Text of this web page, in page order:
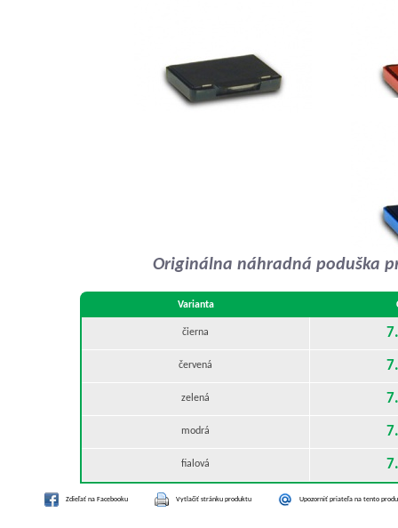
Originálna náhradná poduška
Varianta
čierna
červená
zelená
modrá
fialová
Zdieľať na Facebooku Vytlačiť stránku produktu Upozorniť priateľa na tento